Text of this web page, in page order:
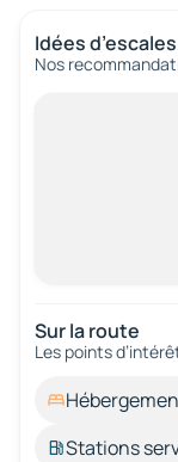
Idées d’escales
Nos
Sur la route
Les points
Stations